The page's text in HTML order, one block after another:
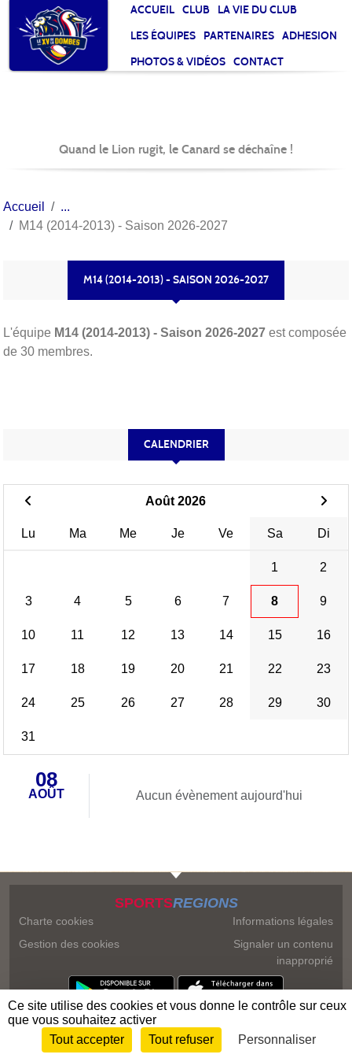
ACCUEIL CLUB
LA VIE DU CLUB
LES ÉQUIPES
PARTENAIRES
ADHESION
PHOTOS & VIDÉOS
CONTACT
Quand le Lion rugit, le Canard se déchaîne !
Accueil
M14 (2014-2013) - Saison 2026-2027
M14 (2014-2013) - SAISON 2026-2027
L'équipe M14 (2014-2013) - Saison 2026-2027 est composée
de 30 membres.
CALENDRIER
Août 2026
Lu Ma Me Je Ve Sa Di
1 2
3 4 5 6 7 8 9
10 11 12 13 14 15 16
17 18 19 20 21 22 23
24 25 26 27 28 29 30
31
08
AOÛT Aucun évènement aujourd'hui
SPORTSREGIONS
Charte cookies
Gestion des cookies
Informations légales
Signaler un contenu
inapproprié
Envie de participer ? Connexion
Panneau de gestion des cookies
Ce site utilise des cookies et vous donne le contrôle sur ceux
que vous souhaitez activer
Tout accepter
Tout refuser Personnaliser